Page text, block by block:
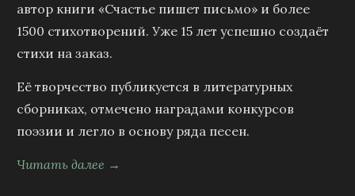
автор книги «Счастье пишет письмо» и более
1500 стихотворений. Уже 15 лет успешно создаёт
стихи на заказ.
Её творчество публикуется в литературных
сборниках, отмечено наградами конкурсов
поэзии и легло в основу ряда песен.
Читать далее →